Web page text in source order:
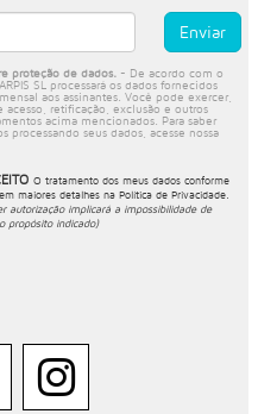
proteção de dados. - De acordo com o
SL processará os dados fornecidos
aos assinantes. Você pode exercer,
acesso, retificação, exclusão e outros
acima mencionados. Para saber
processando seus dados, acesse nossa
O tratamento dos meus dados conforme
maiores detalhes na Política de Privacidade.
autorização implicará a impossibilidade de
propósito indicado)